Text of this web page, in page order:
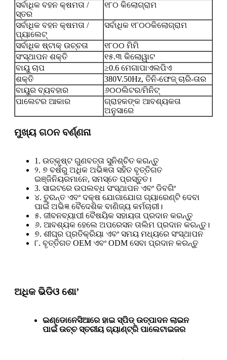
ସର୍ବାଧିକ ବହନ କ୍ଷମତା /
ସ୍ତର
୧୮୦ କିଲୋଗ୍ରାମ
ସର୍ବାଧିକ ବହନ କ୍ଷମତା /
ପ୍ୟାଲେଟ୍
ସର୍ବାଧିକ ୧୮୦୦କିଲୋଗ୍ରାମ
ସର୍ବାଧିକ ଷ୍ଟାକ୍ ଉଚ୍ଚତା
୧୮୦୦ ମିମି
ସଂସ୍ଥାପନ ଶକ୍ତି
୧୫.୩ କିଲୋୱାଟ
ବାୟୁ ଚାପ
≥0.6 ମେଗାପାଏଲପିଏ
ଶକ୍ତି
380V.50Hz, ତିନି-ଫେଜ୍ ଚାରି-ତାର
ବାୟୁର ବ୍ୟବହାର
୬୦୦ଲିଟର/ମିନିଟ୍
ପାଲେଟର ଆକାର
ଗ୍ରାହକଙ୍କ ଆବଶ୍ୟକତା
ଅନୁସାରେ
ମୁଖ୍ୟ ଗଠନ ବର୍ଣ୍ଣନା
1. ଉତ୍କୃଷ୍ଟ ଗୁଣବତ୍ତା ସୁନିଶ୍ଚିତ କରନ୍ତୁ
୨. ୭ ବର୍ଷରୁ ଅଧିକ ଅଭିଜ୍ଞତା ସହିତ ବୃତ୍ତିଗତ
ଇଞ୍ଜିନିୟରମାନେ, ସମସ୍ତେ ପ୍ରସ୍ତୁତ।
3. ସାଇଟରେ ଉପଲବ୍ଧ ସଂସ୍ଥାପନ ଏବଂ ଡିବଗିଂ
୪. ତୁରନ୍ତ ଏବଂ ଦକ୍ଷ ଯୋଗାଯୋଗ ଗ୍ୟାରେଣ୍ଟି ଦେବା
ପାଇଁ ଅଭିଜ୍ଞ ବୈଦେଶିକ ବାଣିଜ୍ୟ କର୍ମଚାରୀ।
୫. ଜୀବନବ୍ୟାପୀ ବୈଷୟିକ ସହାୟତା ପ୍ରଦାନ କରନ୍ତୁ
୬. ଆବଶ୍ୟକ ହେଲେ ଅପରେସନ ତାଲିମ ପ୍ରଦାନ କରନ୍ତୁ।
୭. ଶୀଘ୍ର ପ୍ରତିକ୍ରିୟା ଏବଂ ସମୟ ମଧ୍ୟରେ ସଂସ୍ଥାପନ
୮. ବୃତ୍ତିଗତ OEM ଏବଂ ODM ସେବା ପ୍ରଦାନ କରନ୍ତୁ
ଅଧିକ ଭିଡିଓ ଶୋ’
ଇଣ୍ଡୋନେସିଆରେ ହାଇ ସ୍ପିଡ୍ ଉତ୍ପାଦନ ଲାଇନ
ପାଇଁ ଉଚ୍ଚ ସ୍ତରୀୟ ଗ୍ୟାଣ୍ଟ୍ରି ପାଲେଟାଇଜର